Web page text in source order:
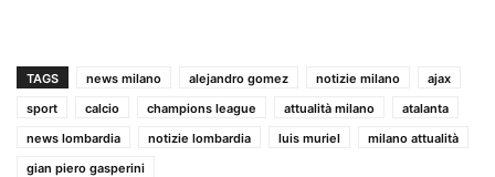
TAGS news milano alejandro gomez notizie milano
ajax
sport
calcio champions league attualità milano
atalanta
news lombardia
notizie lombardia luis muriel
milano attualità
gian piero gasperini